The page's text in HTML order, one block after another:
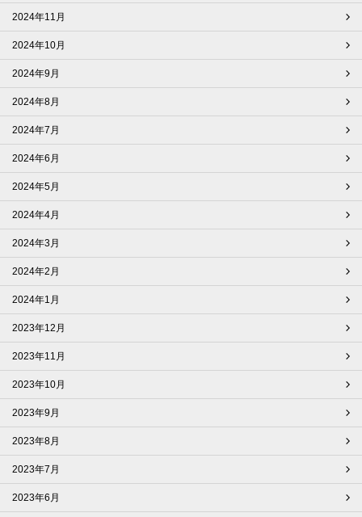
2024年11月
2024年10月
2024年9月
2024年8月
2024年7月
2024年6月
2024年5月
2024年4月
2024年3月
2024年2月
2024年1月
2023年12月
2023年11月
2023年10月
2023年9月
2023年8月
2023年7月
2023年6月